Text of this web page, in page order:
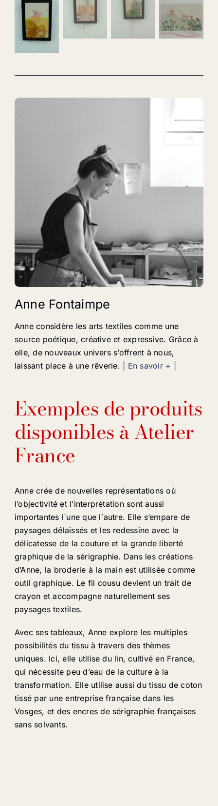
Anne Fontaimpe
Anne considère les arts textiles comme une
source poétique, créative et expressive. Grâce à
elle, de nouveaux univers s’offrent à nous,
laissant place à une rêverie.
| En savoir + |
Exemples de produits
disponibles à Atelier
France
Anne crée de nouvelles représentations où
l’objectivité et l’interprétation sont aussi
importantes l´une que l´autre. Elle s’empare de
paysages délaissés et les redessine avec la
délicatesse de la couture et la grande liberté
graphique de la sérigraphie. Dans les créations
d’Anne, la broderie à la main est utilisée comme
outil graphique. Le fil cousu devient un trait de
crayon et accompagne naturellement ses
paysages textiles.
Avec ses tableaux, Anne explore les multiples
possibilités du tissu à travers des thèmes
uniques. Ici, elle utilise du lin, cultivé en France,
qui nécessite peu d’eau de la culture à la
transformation. Elle utilise aussi du tissu de coton
tissé par une entreprise française dans les
Vosges, et des encres de sérigraphie françaises
sans solvants.